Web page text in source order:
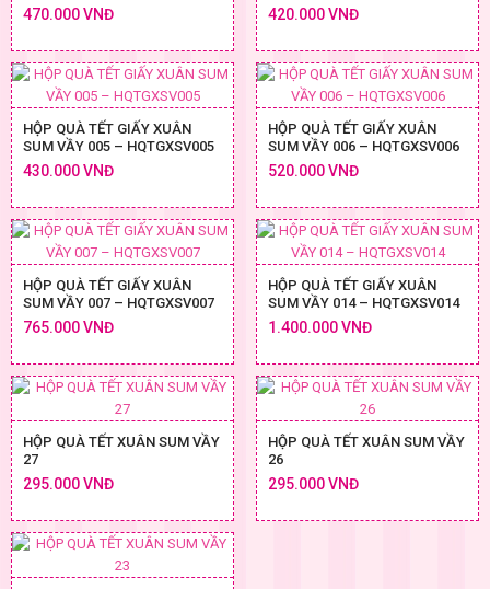
470.000 VNĐ 420.000 VNĐ
HỘP QUÀ TẾT GIẤY XUÂN
SUM VẦY 005 – HQTGXSV005
430.000 VNĐ
HỘP QUÀ TẾT GIẤY XUÂN
SUM VẦY 006 – HQTGXSV006
520.000 VNĐ
HỘP QUÀ TẾT GIẤY XUÂN
SUM VẦY 007 – HQTGXSV007
765.000 VNĐ
HỘP QUÀ TẾT GIẤY XUÂN
SUM VẦY 014 – HQTGXSV014
1.400.000 VNĐ
HỘP QUÀ TẾT XUÂN SUM VẦY
27
295.000 VNĐ
HỘP QUÀ TẾT XUÂN SUM VẦY
26
295.000 VNĐ